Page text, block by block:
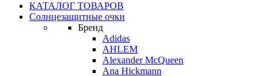
КАТАЛОГ ТОВАРОВ
Солнцезащитные очки
Бренд
Adidas
AHLEM
Alexander McQueen
Ana Hickmann